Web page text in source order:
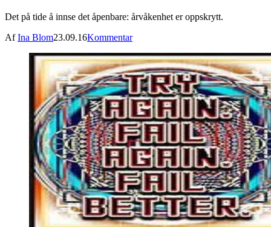
Det på tide å innse det åpenbare: årvåkenhet er oppskrytt.
AfIna Blom23.09.16Kommentar